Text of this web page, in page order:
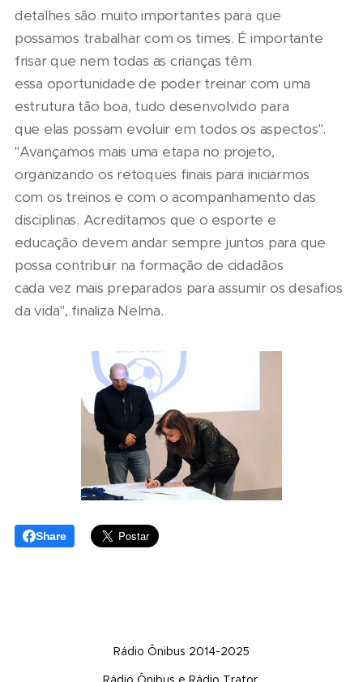
detalhes são muito importantes para que
possamos trabalhar com os times. É importante
frisar que nem todas as crianças têm
essa oportunidade de poder treinar com uma
estrutura tão boa, tudo desenvolvido para
que elas possam evoluir em todos os aspectos".
"Avançamos mais uma etapa no projeto,
organizando os retoques finais para iniciarmos
com os treinos e com o acompanhamento das
disciplinas. Acreditamos que o esporte e
educação devem andar sempre juntos para que
possa contribuir na formação de cidadãos
cada vez mais preparados para assumir os desafios
da vida", finaliza Nelma.
Share
Rádio Ônibus 2014-2025